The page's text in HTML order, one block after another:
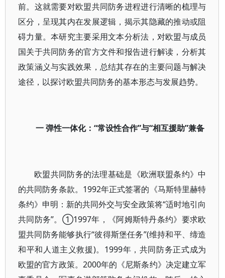
前。这就需要对欧盟共同防务进程进行清晰的梳理与
区分，呈现其内在发展逻辑，揭示其隐藏的推动或阻
碍力量。本研究主要采用文本分析法，对欧盟与成员
国关于共同防务的官方文件和报告进行解读，分析其
政策涵义与实践效果，总结其存在的主要问题与解决
途径，以探讨欧盟共同防务的基本形态与发展趋势。
一 弹性一体化：“常设性合作”与“相互援助”兼备
欧盟共同防务的法理基础是《欧洲联盟条约》中
的共同防务条款。1992年正式签署的《马斯特里赫特
条约》申明：新的共同外交与安全政策将“适时地引向
共同防务”。①1997年，《阿姆斯特丹条约》要求欧
盟共同防务能够执行“彼得斯堡任务”(维持和平、缔造
和平和人道主义救援)。1999年，共同防务正式成为
欧盟的官方政策。2000年的《尼斯条约》决定建立军